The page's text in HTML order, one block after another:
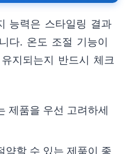
능력은 스타일링 결과
다. 온도 조절 기능이
지되는지 반드시 체크
제품을 우선 고려하세
약할 수 있는 제품이 좋